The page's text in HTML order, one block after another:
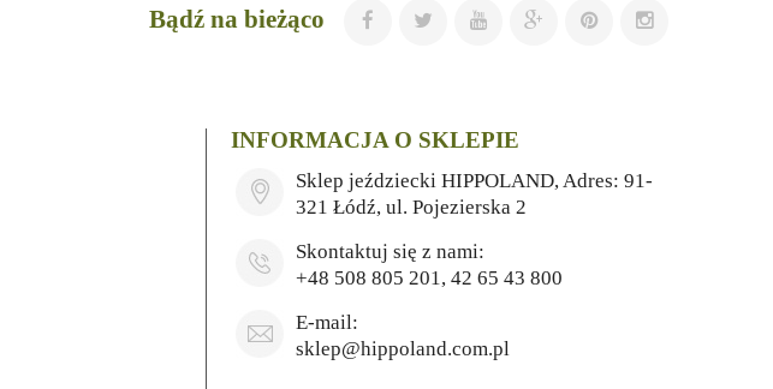
Bądź na bieżąco
INFORMACJA O SKLEPIE
Sklep jeździecki HIPPOLAND, Adres: 91-
321 Łódź, ul. Pojezierska 2
Skontaktuj się z nami:
+48 508 805 201, 42 65 43 800
E-mail:
sklep@hippoland.com.pl